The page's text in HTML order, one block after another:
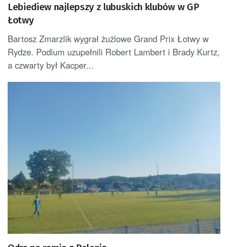
Lebiediew najlepszy z lubuskich klubów w GP
Łotwy
Bartosz Zmarzlik wygrał żużlowe Grand Prix Łotwy w
Rydze. Podium uzupełnili Robert Lambert i Brady Kurtz,
a czwarty był Kacper...